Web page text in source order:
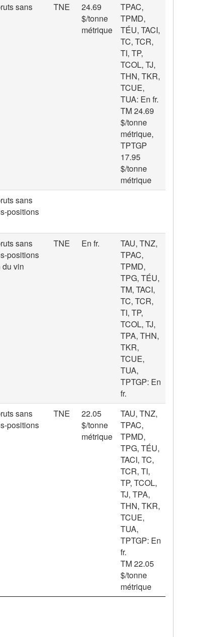
sans
TNE
24.69
$/tonne
métrique
TPAC,
TPMD,
TÉU, TACI,
TC, TCR,
TI, TP,
TCOL, TJ,
THN, TKR,
TCUE,
TUA: En fr.
TM 24.69
$/tonne
métrique,
TPTGP
17.95
$/tonne
métrique
sans
positions
sans
positions
du vin
TNE En fr.
TAU, TNZ,
TPAC,
TPMD,
TPG, TÉU,
TM, TACI,
TC, TCR,
TI, TP,
TCOL, TJ,
TPA, THN,
TKR,
TCUE,
TUA,
TPTGP: En
fr.
sans
positions
TNE
22.05
$/tonne
métrique
TAU, TNZ,
TPAC,
TPMD,
TPG, TÉU,
TACI, TC,
TCR, TI,
TP, TCOL,
TJ, TPA,
THN, TKR,
TCUE,
TUA,
TPTGP: En
fr.
TM 22.05
$/tonne
métrique